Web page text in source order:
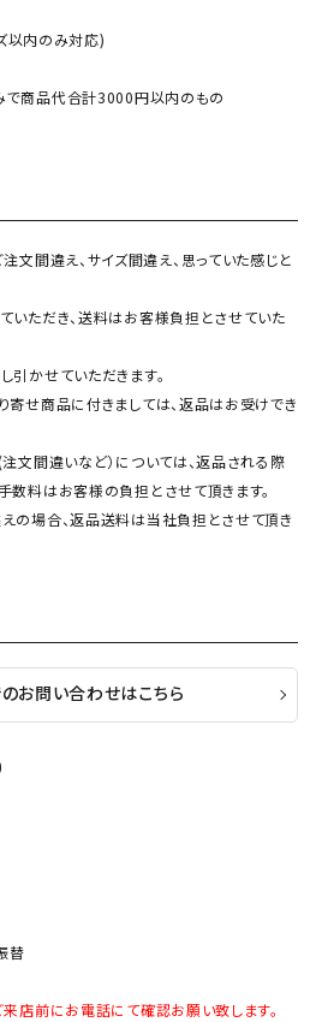
以内のみ対応)
商品代合計3000円以内のもの
文間違え、サイズ間違え、思っていた感じと
いただき、送料はお客様負担とさせていた
引かせていただきます。
寄せ商品に付きましては、返品はお受けでき
文間違いなど）については、返品される際
数料はお客様の負担とさせて頂きます。
の場合、返品送料は当社負担とさせて頂き
お問い合わせはこちら
替
店前にお電話にて確認お願い致します。